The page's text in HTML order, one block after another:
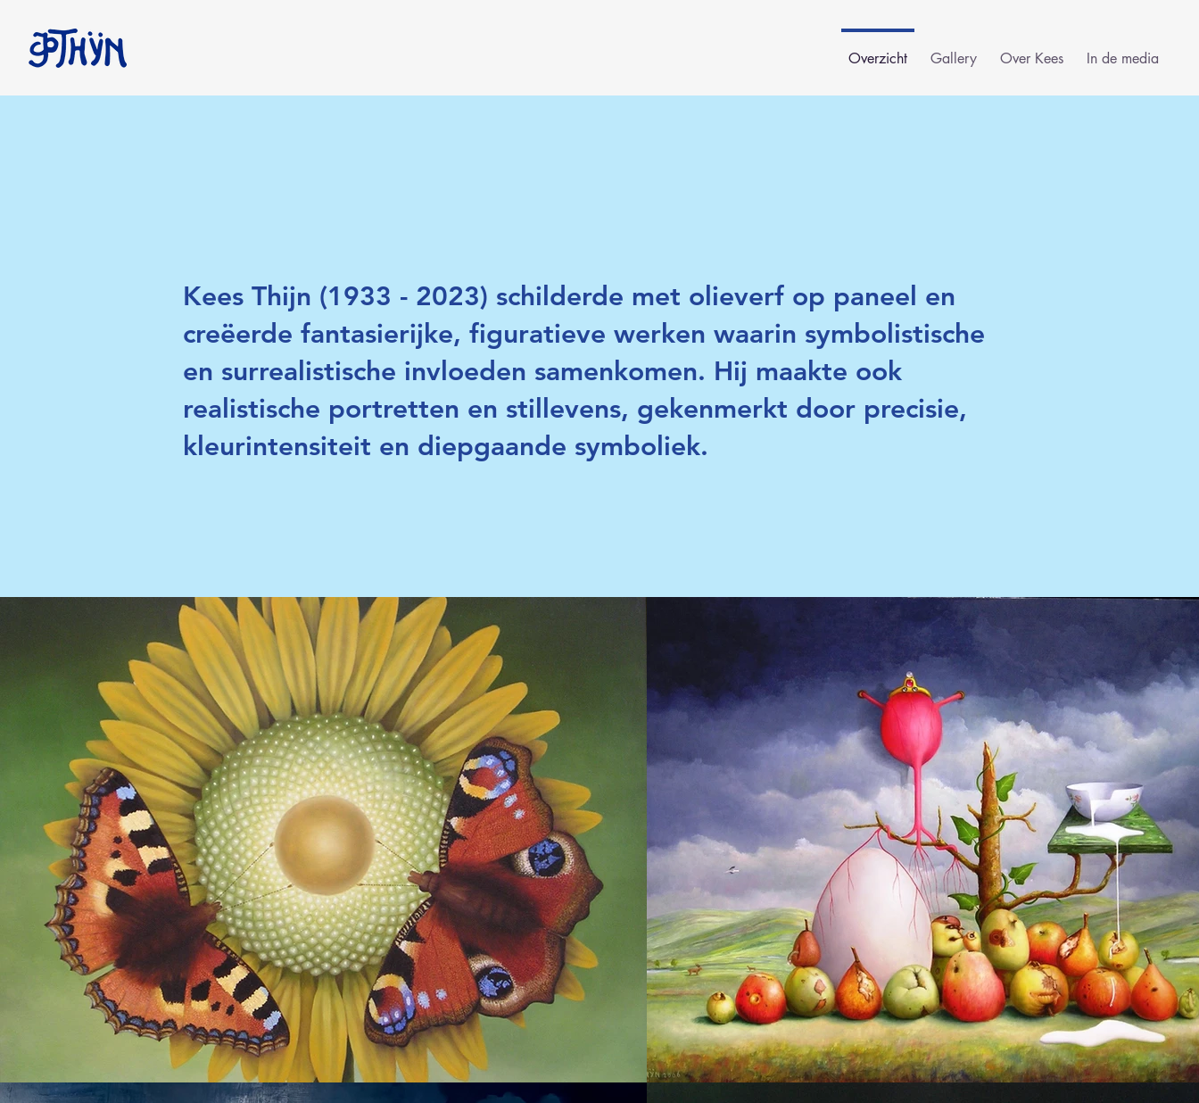
Overzicht Gallery Over Kees In de media
Kees Thijn (1933 - 2023) schilderde met olieverf op paneel en
creëerde fantasierijke, figuratieve werken waarin symbolistische
en surrealistische invloeden samenkomen. Hij maakte ook
realistische portretten en stillevens, gekenmerkt door precisie,
kleurintensiteit en diepgaande symboliek.